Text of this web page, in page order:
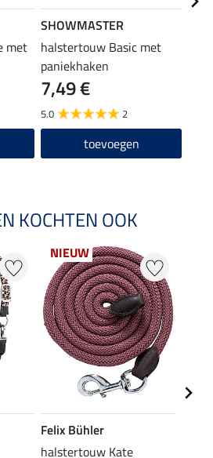
met
SHOWMASTER
halstertouw Basic met
paniekhaken
7,49 €
5.0 2
toevoegen
KOCHTEN OOK
NIEUW
Felix Bühler
halstertouw Kate